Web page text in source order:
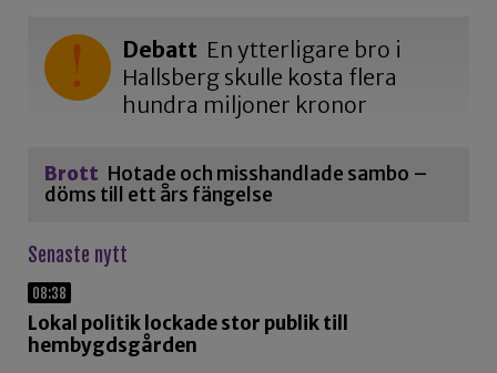
Debatt En ytterligare bro i
Hallsberg skulle kosta flera
hundra miljoner kronor
Brott Hotade och misshandlade sambo –
döms till ett års fängelse
Senaste nytt
08:38
Lokal politik lockade stor publik till
hembygdsgården